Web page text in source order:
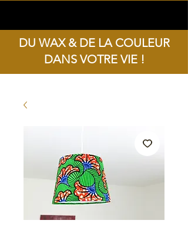
DU WAX & DE LA COULEUR
DANS VOTRE VIE !